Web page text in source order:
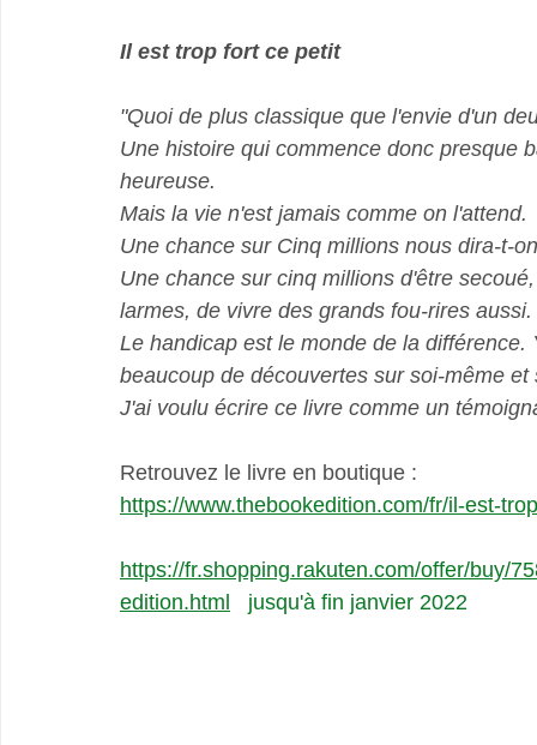
Il est trop fort ce petit
"Quoi de plus classique que l'envie d'un
Une histoire qui commence donc presque
heureuse.
Mais la vie n'est jamais comme on l'attend.
Une chance sur Cinq millions nous dira-t-
Une chance sur cinq millions d'être
larmes, de vivre des grands fou-rires aussi.
Le handicap est le monde de la
beaucoup de découvertes sur soi-même et
J'ai voulu écrire ce livre comme un
Retrouvez le livre en boutique :
https://www.thebookedition.com/fr/il-est-
https://fr.shopping.rakuten.com/offer/buy/
edition.html
   jusqu'à fin janvier 2022